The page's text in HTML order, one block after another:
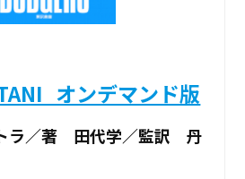
オンデマンド版
ラ／著 田代学／監訳 丹